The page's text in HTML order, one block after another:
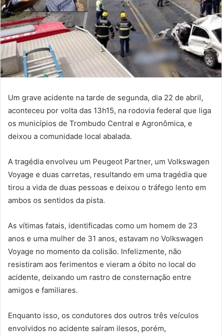
Um grave acidente na tarde de segunda, dia 22 de abril,
aconteceu por volta das 13h15, na rodovia federal que liga
os municípios de Trombudo Central e Agronômica, e
deixou a comunidade local abalada.
A tragédia envolveu um Peugeot Partner, um Volkswagen
Voyage e duas carretas, resultando em uma tragédia que
tirou a vida de duas pessoas e deixou o tráfego lento em
ambos os sentidos da pista.
As vítimas fatais, identificadas como um homem de 23
anos e uma mulher de 31 anos, estavam no Volkswagen
Voyage no momento da colisão. Infelizmente, não
resistiram aos ferimentos e vieram a óbito no local do
acidente, deixando um rastro de consternação entre
amigos e familiares.
Enquanto isso, os condutores dos outros três veículos
envolvidos no acidente saíram ilesos, porém,